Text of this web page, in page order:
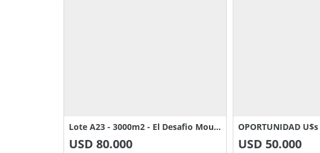
Lote A23 - 3000m2 - El Desafio Mountain Resort - San Martin de los Andes - Patagonia
USD 80.000 USD 50.000